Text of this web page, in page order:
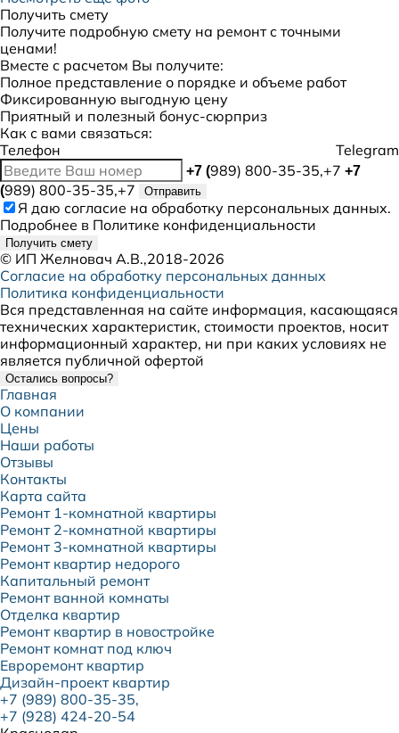
Получить смету
Получите подробную смету на ремонт с точными
ценами!
Вместе с расчетом Вы получите:
Полное представление о порядке и объеме работ
Фиксированную выгодную цену
Приятный и полезный бонус-сюрприз
Как с вами связаться:
Телефон
Telegram
+7 (989) 800-35-35,+7 +7
(989) 800-35-35,+7 Отправить
Я даю согласие на обработку персональных данных.
Подробнее в Политике конфиденциальности
Получить смету
© ИП Желновач А.В.,2018-2026
Согласие на обработку персональных данных
Политика конфиденциальности
Вся представленная на сайте информация, касающаяся
технических характеристик, стоимости проектов, носит
информационный характер, ни при каких условиях не
является публичной офертой
Остались вопросы?
Главная
О компании
Цены
Наши работы
Отзывы
Контакты
Карта сайта
Ремонт 1-комнатной квартиры
Ремонт 2-комнатной квартиры
Ремонт 3-комнатной квартиры
Ремонт квартир недорого
Капитальный ремонт
Ремонт ванной комнаты
Отделка квартир
Ремонт квартир в новостройке
Ремонт комнат под ключ
Евроремонт квартир
Дизайн-проект квартир
+7 (989) 800-35-35,
+7 (928) 424-20-54